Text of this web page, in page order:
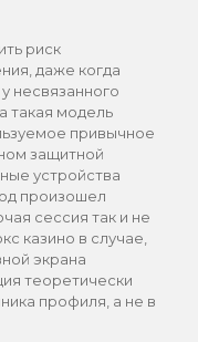
риск
даже когда
несвязанного
такая модель
привычное
защитной
устройства
произошел
сессия так и не
казино в случае,
экрана
теоретически
профиля, а не в